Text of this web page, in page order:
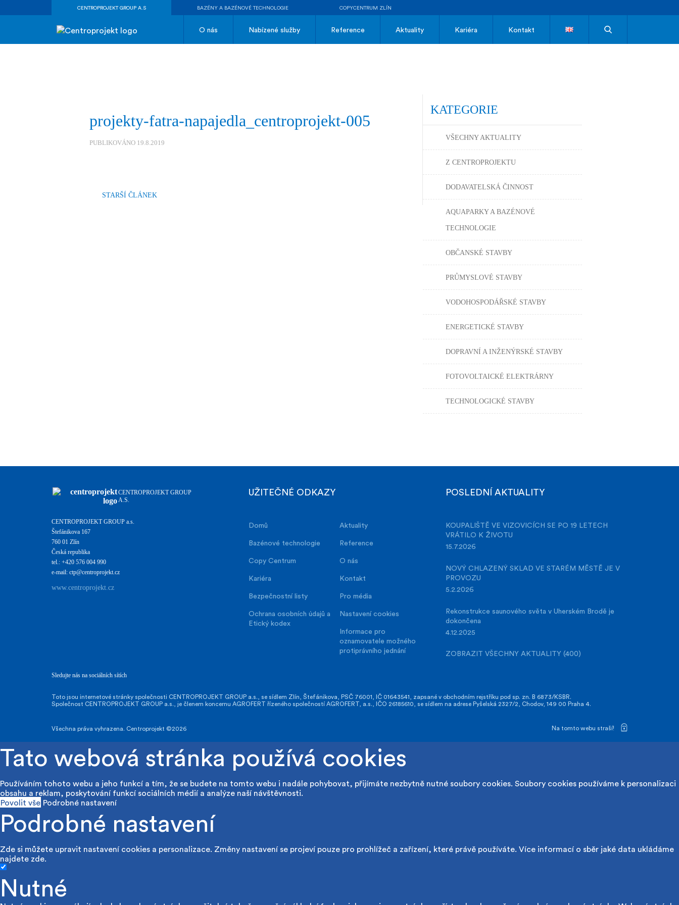
CENTROPROJEKT GROUP A.S BAZÉNY A BAZÉNOVÉ TECHNOLOGIE COPYCENTRUM ZLÍN
O nás Nabízené služby Reference Aktuality Kariéra Kontakt
projekty-fatra-napajedla_centroprojekt-005
PUBLIKOVÁNO 19.8.2019
STARŠÍ ČLÁNEK
KATEGORIE
VŠECHNY AKTUALITY
Z CENTROPROJEKTU
DODAVATELSKÁ ČINNOST
AQUAPARKY A BAZÉNOVÉ
TECHNOLOGIE
OBČANSKÉ STAVBY
PRŮMYSLOVÉ STAVBY
VODOHOSPODÁŘSKÉ STAVBY
ENERGETICKÉ STAVBY
DOPRAVNÍ A INŽENÝRSKÉ STAVBY
FOTOVOLTAICKÉ ELEKTRÁRNY
TECHNOLOGICKÉ STAVBY
CENTROPROJEKT GROUP
A.S.
CENTROPROJEKT GROUP a.s.
Štefánikova 167
760 01 Zlín
Česká republika
tel.: +420 576 004 990
e-mail: ctp@centroprojekt.cz
www.centroprojekt.cz
UŽITEČNÉ ODKAZY
Domů Aktuality
Bazénové technologie Reference
Copy Centrum O nás
Kariéra Kontakt
Bezpečnostní listy Pro média
Ochrana osobních údajů a
Etický kodex
Nastavení cookies
Informace pro
oznamovatele možného
protiprávního jednání
POSLEDNÍ AKTUALITY
KOUPALIŠTĚ VE VIZOVICÍCH SE PO 19 LETECH
VRÁTILO K ŽIVOTU
15.7.2026
NOVÝ CHLAZENÝ SKLAD VE STARÉM MĚSTĚ JE V
PROVOZU
5.2.2026
Rekonstrukce saunového světa v Uherském Brodě je
dokončena
4.12.2025
ZOBRAZIT VŠECHNY AKTUALITY (400)
Sledujte nás na sociálních sítích
Toto jsou internetové stránky společnosti CENTROPROJEKT GROUP a.s., se sídlem Zlín, Štefánikova, PSČ 76001, IČ 01643541, zapsané v obchodním rejstříku pod sp. zn. B 6873/KSBR.
Společnost CENTROPROJEKT GROUP a.s., je členem koncernu AGROFERT řízeného společností AGROFERT, a.s., IČO 26185610, se sídlem na adrese Pyšelská 2327/2, Chodov, 149 00 Praha 4.
Všechna práva vyhrazena. Centroprojekt ©2026 Na tomto webu straší!
Tato webová stránka používá cookies
Používáním tohoto webu a jeho funkcí a tím, že se budete na tomto webu i nadále pohybovat, přijímáte nezbytně nutné soubory cookies. Soubory cookies používáme k personalizaci
obsahu a reklam, poskytování funkcí sociálních médií a analýze naší návštěvnosti.
Povolit vše Podrobné nastavení
Podrobné nastavení
Zde si můžete upravit nastavení cookies a personalizace. Změny nastavení se projeví pouze pro prohlížeč a zařízení, které právě používáte. Více informací o sběr jaké data ukládáme
najdete zde.
Nutné